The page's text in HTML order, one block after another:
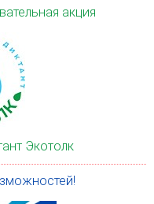
акция
Экотолк